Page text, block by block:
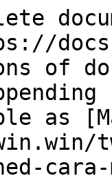
of
as
cara-